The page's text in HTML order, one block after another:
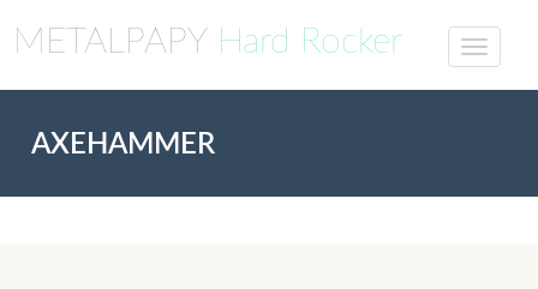
METALPAPY Hard Rocker
AXEHAMMER